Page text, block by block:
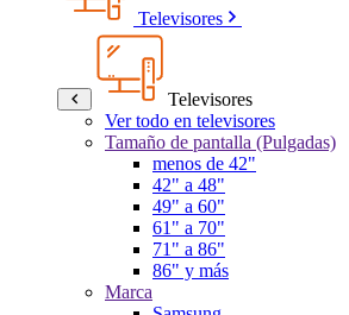
Televisores
Televisores
Ver todo en televisores
Tamaño de pantalla (Pulgadas)
menos de 42"
42" a 48"
49" a 60"
61" a 70"
71" a 86"
86" y más
Marca